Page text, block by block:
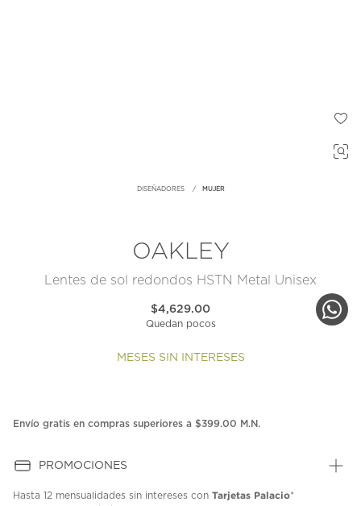
DISEÑADORES MUJER
OAKLEY
Lentes de sol redondos HSTN Metal Unisex
$4,629.00
Quedan pocos
MESES SIN INTERESES
Envío gratis en compras superiores a $399.00 M.N.
PROMOCIONES
Hasta 12 mensualidades sin intereses con Tarjetas Palacio*